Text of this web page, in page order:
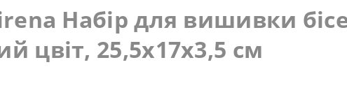
Набір для вишивки
цвіт, 25,5x17x3,5 см